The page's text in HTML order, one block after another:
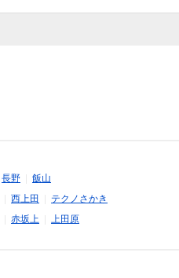
長野
飯山
西上田
テクノさかき
赤坂上 上田原